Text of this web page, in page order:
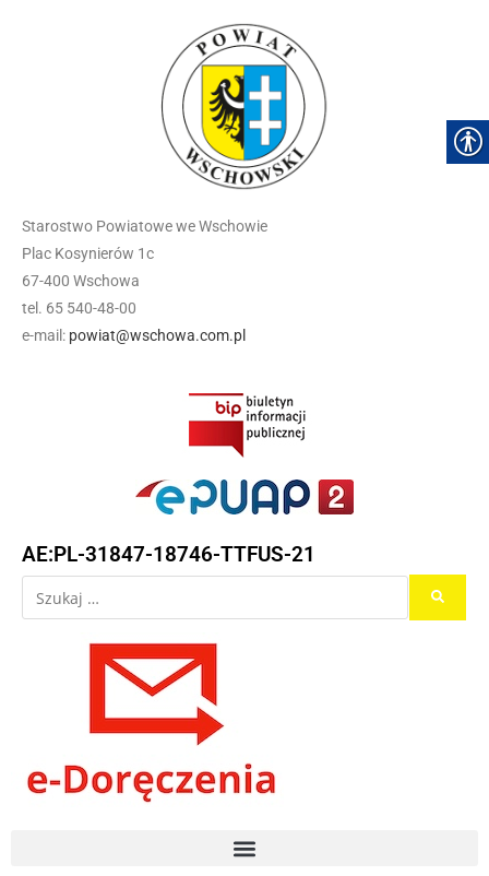
Starostwo Powiatowe we Wschowie
Plac Kosynierów 1c
67-400 Wschowa
tel. 65 540-48-00
e-mail: powiat@wschowa.com.pl
AE:PL-31847-18746-TTFUS-21